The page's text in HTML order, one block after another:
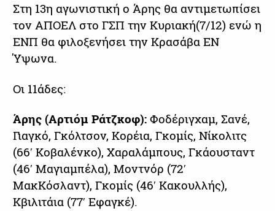
Στη 13η αγωνιστική ο Άρης θα αντιμετωπίσει
τον ΑΠΟΕΛ στο ΓΣΠ την Κυριακή(7/12) ενώ η
ΕΝΠ θα φιλοξενήσει την Κρασάβα ΕΝ
Ύψωνα.
Οι 11άδες:
Άρης (Αρτιόμ Ράτζκοφ):Φοδέριγχαμ, Σανέ,
Γιαγκό, Γκόλτσον, Κορέια, Γκομίς, Νίκολιτς
(66′ Κοβαλένκο), Χαραλάμπους, Γκάουσταντ
(46′ Μαγιαμπέλα), Μοντνόρ (72′
ΜακΚόσλαντ), Γκομίς (46′ Κακουλλής),
Κβιλιτάια (77′ Εφαγκέ).